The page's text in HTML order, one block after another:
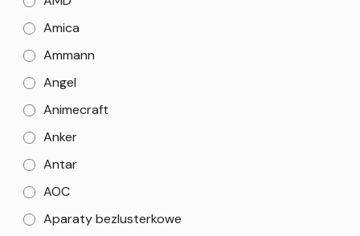
Amica
Ammann
Angel
Animecraft
Anker
Antar
AOC
Aparaty bezlusterkowe